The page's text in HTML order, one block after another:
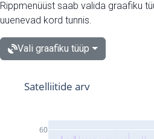
Rippmenüüst saab valida graafiku
uuenevad kord tunnis.
Vali graafiku tüüp
60
Satelliitide arv